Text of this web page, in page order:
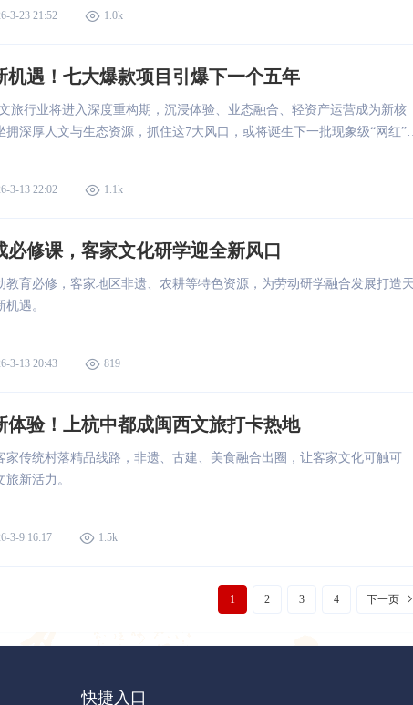
3-23 21:52 1.0k
机遇！七大爆款项目引爆下一个五年
旅行业将进入深度重构期，沉浸体验、业态融合、轻资产运营成为新核
拥深厚人文与生态资源，抓住这7大风口，或将诞生下一批现象级“网红”
3-13 22:02 1.1k
必修课，客家文化研学迎全新风口
教育必修，客家地区非遗、农耕等特色资源，为劳动研学融合发展打造
遇。
3-13 20:43 819
体验！上杭中都成闽西文旅打卡热地
家传统村落精品线路，非遗、古建、美食融合出圈，让客家文化可触可
新活力。
3-9 16:17 1.5k
1 2 3 4 下一页
快捷入口